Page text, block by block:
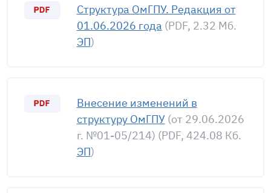
Структура ОмГПУ. Редакция от
01.06.2026 года (PDF, 2.32 Мб.
ЭП)
Внесение изменений в
структуру ОмГПУ(от 29.06.2026
г. №01-05/214) (PDF, 424.08 Кб.
ЭП)